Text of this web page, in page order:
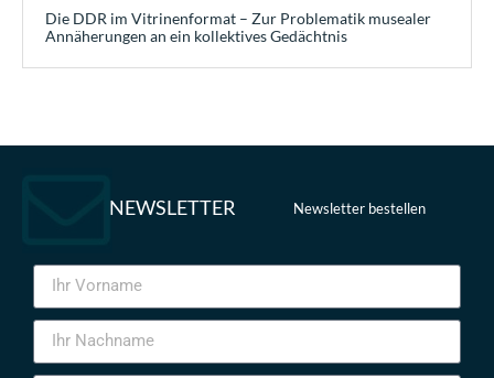
Die DDR im Vitrinenformat – Zur Problematik musealer
Annäherungen an ein kollektives Gedächtnis
NEWSLETTER Newsletter bestellen